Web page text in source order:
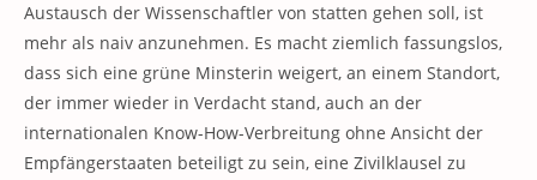
Austausch der Wissenschaftler von statten gehen soll, ist
mehr als naiv anzunehmen. Es macht ziemlich fassungslos,
dass sich eine grüne Minsterin weigert, an einem Standort,
der immer wieder in Verdacht stand, auch an der
internationalen Know-How-Verbreitung ohne Ansicht der
Empfängerstaaten beteiligt zu sein, eine Zivilklausel zu